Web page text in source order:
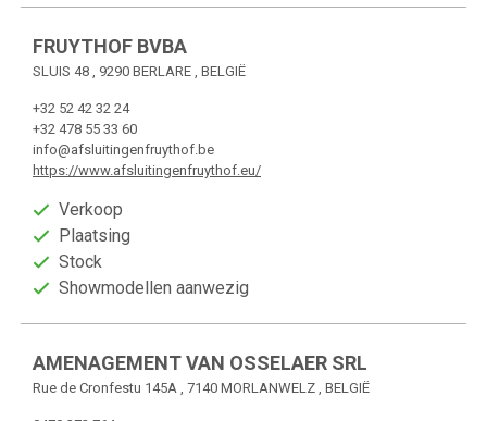
FRUYTHOF BVBA
SLUIS 48 , 9290 BERLARE , BELGIË
+32 52 42 32 24
+32 478 55 33 60
info@afsluitingenfruythof.be
https://www.afsluitingenfruythof.eu/
Verkoop
Plaatsing
Stock
Showmodellen aanwezig
AMENAGEMENT VAN OSSELAER SRL
Rue de Cronfestu 145A , 7140 MORLANWELZ , BELGIË